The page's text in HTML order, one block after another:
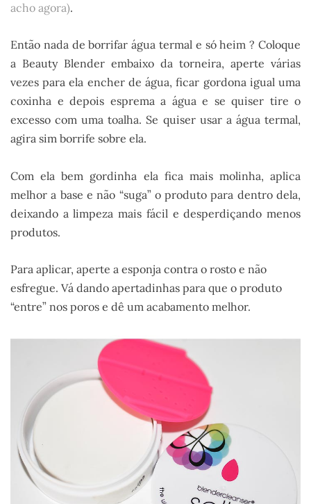
acho agora).
Então nada de borrifar água termal e só heim ? Coloque
a Beauty Blender embaixo da torneira, aperte várias
vezes para ela encher de água, ficar gordona igual uma
coxinha e depois esprema a água e se quiser tire o
excesso com uma toalha. Se quiser usar a água termal,
agira sim borrife sobre ela.
Com ela bem gordinha ela fica mais molinha, aplica
melhor a base e não “suga” o produto para dentro dela,
deixando a limpeza mais fácil e desperdiçando menos
produtos.
Para aplicar, aperte a esponja contra o rosto e não
esfregue. Vá dando apertadinhas para que o produto
“entre” nos poros e dê um acabamento melhor.